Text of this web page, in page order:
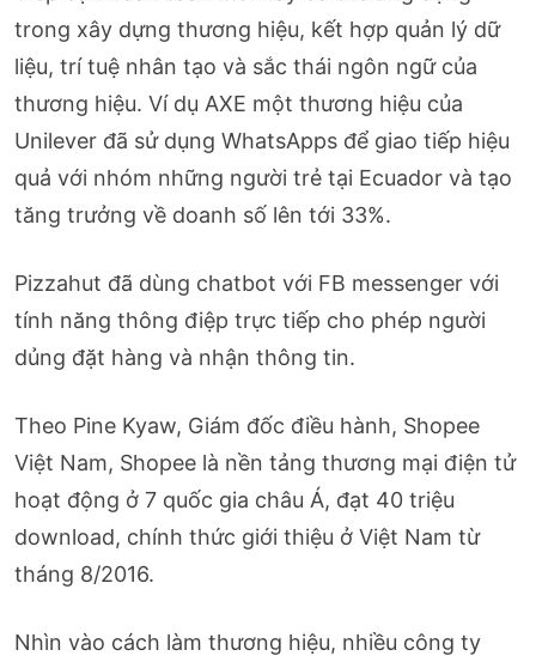
trong xây dựng thương hiệu, kết hợp quản lý dữ
liệu, trí tuệ nhân tạo và sắc thái ngôn ngữ của
thương hiệu. Ví dụ AXE một thương hiệu của
Unilever đã sử dụng WhatsApps để giao tiếp hiệu
quả với nhóm những người trẻ tại Ecuador và tạo
tăng trưởng về doanh số lên tới 33%.
Pizzahut đã dùng chatbot với FB messenger với
tính năng thông điệp trực tiếp cho phép người
dủng đặt hàng và nhận thông tin.
Theo Pine Kyaw, Giám đốc điều hành, Shopee
Việt Nam, Shopee là nền tảng thương mại điện tử
hoạt động ở 7 quốc gia châu Á, đạt 40 triệu
download, chính thức giới thiệu ở Việt Nam từ
tháng 8/2016.
Nhìn vào cách làm thương hiệu, nhiều công ty